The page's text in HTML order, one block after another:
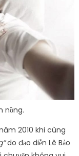
nồng.
2010 khi cùng
do đạo diễn Lê Bảo